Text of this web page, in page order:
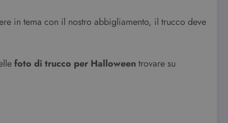
in tema con il nostro abbigliamento, il trucco deve
foto di trucco per Halloweentrovare su